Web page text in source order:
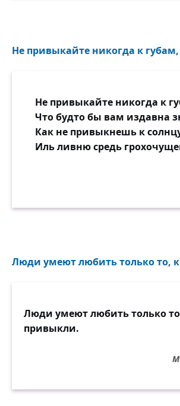
Не привыкайте никогда к
Не привыкайте никогда к
Что будто бы вам издавна
Как не привыкнешь к
Иль ливню средь
Люди умеют любить только то,
Люди умеют любить только
привыкли.